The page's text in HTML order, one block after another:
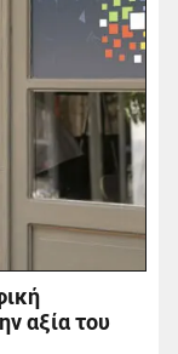
αξία του